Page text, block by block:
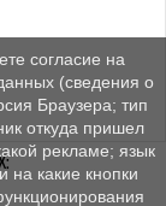
согласие на
(сведения о
Браузера; тип
откуда пришел
рекламе; язык
на какие кнопки